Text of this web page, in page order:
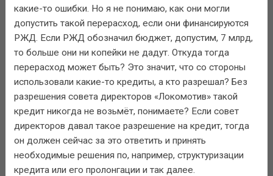
какие-то ошибки. Но я не понимаю, как они могли
допустить такой перерасход, если они финансируются
РЖД. Если РЖД обозначил бюджет, допустим, 7 млрд,
то больше они ни копейки не дадут. Откуда тогда
перерасход может быть? Это значит, что со стороны
использовали какие-то кредиты, а кто разрешал? Без
разрешения совета директоров «Локомотив» такой
кредит никогда не возьмёт, понимаете? Если совет
директоров давал такое разрешение на кредит, тогда
он должен сейчас за это ответить и принять
необходимые решения по, например, структуризации
кредита или его пролонгации и так далее.